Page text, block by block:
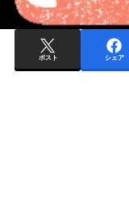
ポスト シェア